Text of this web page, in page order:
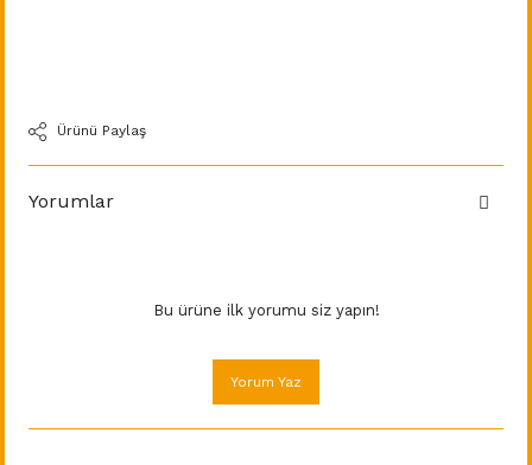
Ürünü Paylaş
Yorumlar
Bu ürüne ilk yorumu siz yapın!
Yorum Yaz